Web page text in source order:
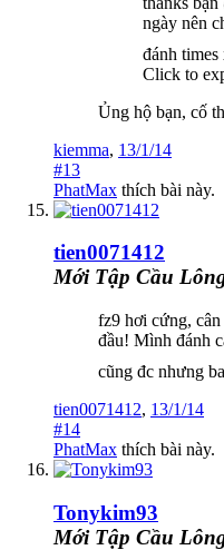
ngày nên
đánh times
Click to
Ủng hộ bạn, cố
kiemma, 13/1/14
#13
PhatMax thích bài này.
tien0071412
Mới Tập Cầu
fz9 hơi cứng,
đầu! Mình đánh
cũng đc nhưng
tien0071412, 13/1/14
#14
PhatMax thích bài này.
Tonykim93
Mới Tập Cầu